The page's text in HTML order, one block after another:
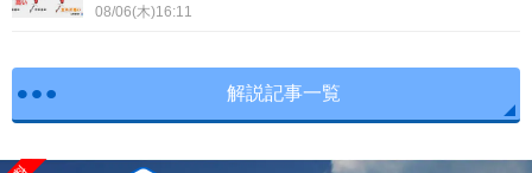
08/06(木)16:11
解説記事一覧